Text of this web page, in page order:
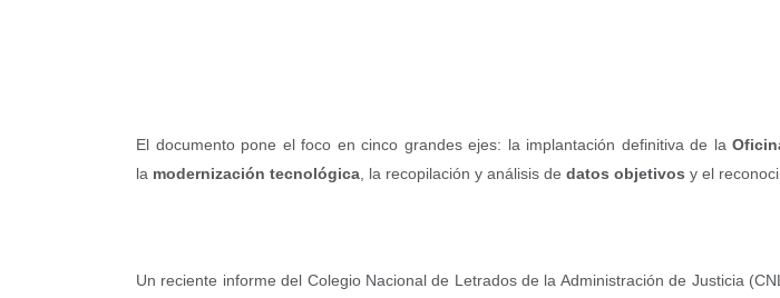
El documento pone el foco en cinco grandes ejes: la implantación definitiva de la
la modernización tecnológica , la recopilación y análisis de datos objetivos y el
Un reciente informe del Colegio Nacional de Letrados de la Administración de Justicia